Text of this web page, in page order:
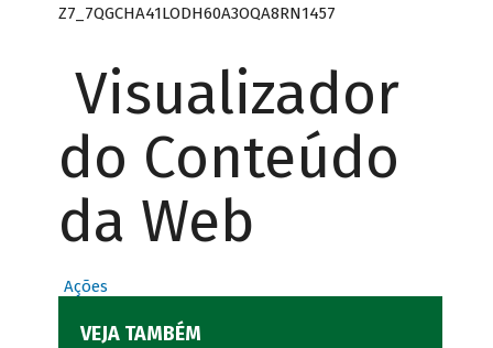
Z7_7QGCHA41LODH60A3OQA8RN1457
Visualizador
do Conteúdo
da Web
Ações
VEJA TAMBÉM